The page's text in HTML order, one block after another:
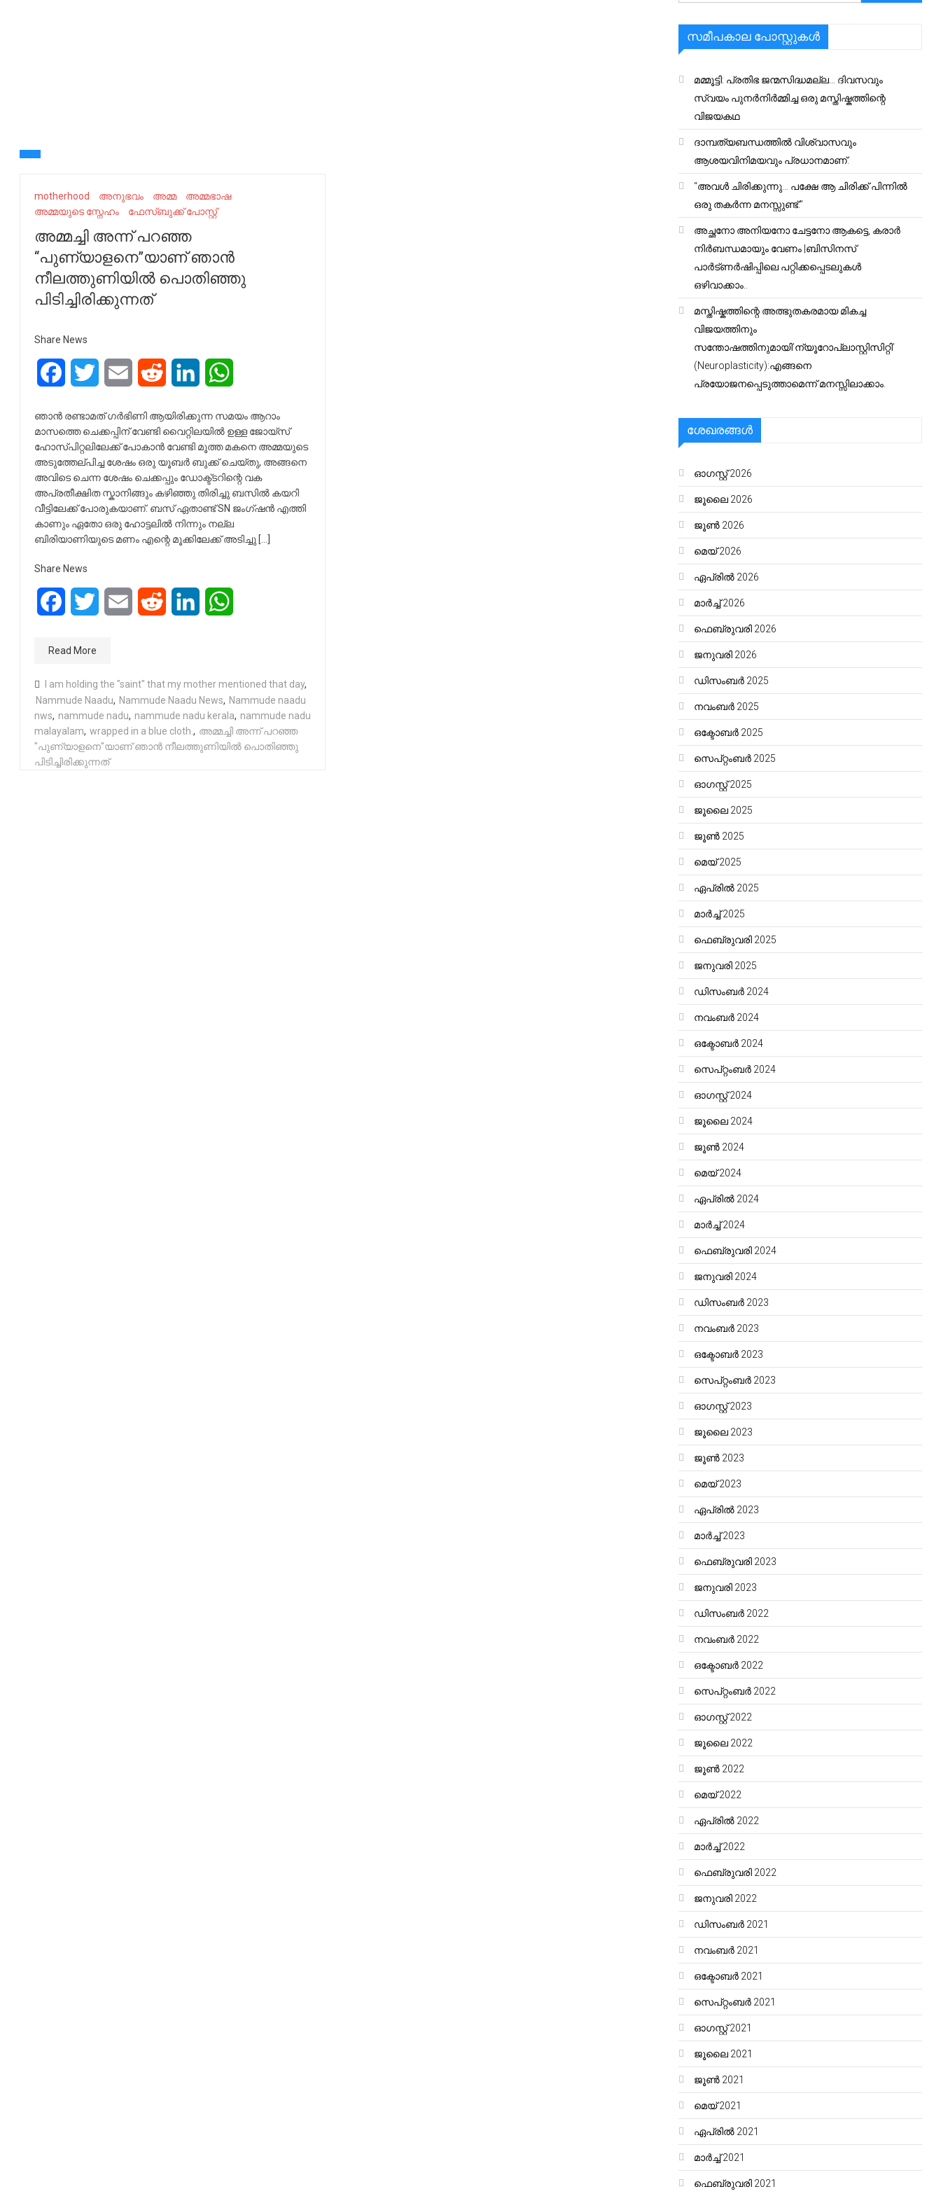
motherhood അനുഭവം അമ്മ
അമ്മഭാഷ
അമ്മയുടെ സ്നേഹം
ഫേ​സ്ബു​ക്ക് പോ​സ്റ്റ്
അമ്മച്ചി അന്ന് പറഞ്ഞ
“പുണ്യാളനെ”യാണ് ഞാൻ
നീലത്തുണിയിൽ പൊതിഞ്ഞു
പിടിച്ചിരിക്കുന്നത്
Share News
FacebookTwitter Email Reddit LinkedIn
ഞാൻ രണ്ടാമത് ഗർഭിണി ആയിരിക്കുന്ന സമയം ആറാം
മാസത്തെ ചെക്കപ്പിന് വേണ്ടി വൈറ്റിലയിൽ ഉള്ള ജോയ്സ്
ഹോസ്പിറ്റലിലേക്ക് പോകാൻ വേണ്ടി മൂത്ത മകനെ അമ്മയുടെ
അടുത്തേല്പിച്ച ശേഷം ഒരു യൂബർ ബുക്ക്‌ ചെയ്തു, അങ്ങനെ
അവിടെ ചെന്ന ശേഷം ചെക്കപ്പും ഡോക്ട്ടറിന്റെ വക
അപ്രതീക്ഷിത സ്കാനിങ്ങും കഴിഞ്ഞു തിരിച്ചു ബസിൽ കയറി
വീട്ടിലേക്ക് പോരുകയാണ്. ബസ് ഏതാണ്ട് SN ജംഗ്ഷൻ എത്തി
കാണും ഏതോ ഒരു ഹോട്ടലിൽ നിന്നും നല്ല
ബിരിയാണിയുടെ മണം എന്റെ മൂക്കിലേക്ക് അടിച്ചു […]
Share News
FacebookTwitter Email Reddit LinkedIn
Read More
I am holding the "saint" that my mother mentioned that day,
Nammude Naadu, Nammude Naadu News, Nammude naadu
nws, nammude nadu, nammude nadu kerala, nammude nadu
malayalam, wrapped in a blue cloth. , അമ്മച്ചി അന്ന് പറഞ്ഞ
"പുണ്യാളനെ"യാണ് ഞാൻ നീലത്തുണിയിൽ പൊതിഞ്ഞു
പിടിച്ചിരിക്കുന്നത്
സമീപകാല പോസ്റ്റുകൾ
മമ്മൂട്ടി: പ്രതിഭ ജന്മസിദ്ധമല്ല… ദിവസവും
സ്വയം പുനർനിർമ്മിച്ച ഒരു മസ്തിഷ്കത്തിന്റെ
വിജയകഥ
ദാമ്പത്യബന്ധത്തിൽ വിശ്വാസവും
ആശയവിനിമയവും പ്രധാനമാണ്.
“അവൾ ചിരിക്കുന്നു… പക്ഷേ ആ ചിരിക്ക് പിന്നിൽ
ഒരു തകർന്ന മനസ്സുണ്ട്.”
അച്ഛനോ അനിയനോ ചേട്ടനോ ആകട്ടെ, കരാർ
നിർബന്ധമായും വേണം |ബിസിനസ്
പാർട്ണർഷിപ്പിലെ പറ്റിക്കപ്പെടലുകൾ
ഒഴിവാക്കാം..
മസ്തിഷ്കത്തിന്റെ അത്ഭുതകരമായ മികച്ച
വിജയത്തിനും
സന്തോഷത്തിനുമായി’ന്യൂറോപ്ലാസ്റ്റിസിറ്റി’
(Neuroplasticity):എങ്ങനെ
പ്രയോജനപ്പെടുത്താമെന്ന് മനസ്സിലാക്കാം.
ശേഖരങ്ങൾ
ഓഗസ്റ്റ്‌ 2026
ജൂലൈ 2026
ജൂൺ 2026
മെയ്‌ 2026
ഏപ്രിൽ 2026
മാർച്ച്‌ 2026
ഫെബ്രുവരി 2026
ജനുവരി 2026
ഡിസംബർ 2025
നവംബർ 2025
ഒക്ടോബർ 2025
സെപ്റ്റംബർ 2025
ഓഗസ്റ്റ്‌ 2025
ജൂലൈ 2025
ജൂൺ 2025
മെയ്‌ 2025
ഏപ്രിൽ 2025
മാർച്ച്‌ 2025
ഫെബ്രുവരി 2025
ജനുവരി 2025
ഡിസംബർ 2024
നവംബർ 2024
ഒക്ടോബർ 2024
സെപ്റ്റംബർ 2024
ഓഗസ്റ്റ്‌ 2024
ജൂലൈ 2024
ജൂൺ 2024
മെയ്‌ 2024
ഏപ്രിൽ 2024
മാർച്ച്‌ 2024
ഫെബ്രുവരി 2024
ജനുവരി 2024
ഡിസംബർ 2023
നവംബർ 2023
ഒക്ടോബർ 2023
സെപ്റ്റംബർ 2023
ഓഗസ്റ്റ്‌ 2023
ജൂലൈ 2023
ജൂൺ 2023
മെയ്‌ 2023
ഏപ്രിൽ 2023
മാർച്ച്‌ 2023
ഫെബ്രുവരി 2023
ജനുവരി 2023
ഡിസംബർ 2022
നവംബർ 2022
ഒക്ടോബർ 2022
സെപ്റ്റംബർ 2022
ഓഗസ്റ്റ്‌ 2022
ജൂലൈ 2022
ജൂൺ 2022
മെയ്‌ 2022
ഏപ്രിൽ 2022
മാർച്ച്‌ 2022
ഫെബ്രുവരി 2022
ജനുവരി 2022
ഡിസംബർ 2021
നവംബർ 2021
ഒക്ടോബർ 2021
സെപ്റ്റംബർ 2021
ഓഗസ്റ്റ്‌ 2021
ജൂലൈ 2021
ജൂൺ 2021
മെയ്‌ 2021
ഏപ്രിൽ 2021
മാർച്ച്‌ 2021
ഫെബ്രുവരി 2021